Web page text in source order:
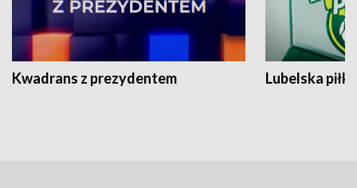
Kwadrans z prezydentem Lubelska piłka